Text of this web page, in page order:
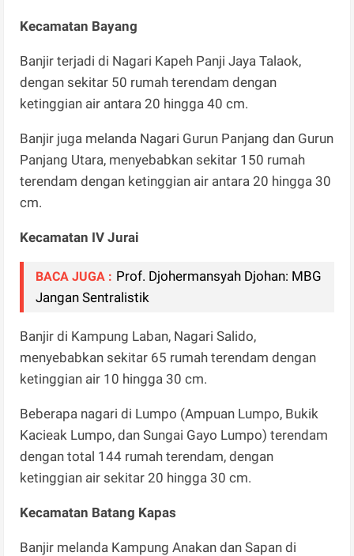
Kecamatan Bayang
Banjir terjadi di Nagari Kapeh Panji Jaya Talaok,
dengan sekitar 50 rumah terendam dengan
ketinggian air antara 20 hingga 40 cm.
Banjir juga melanda Nagari Gurun Panjang dan Gurun
Panjang Utara, menyebabkan sekitar 150 rumah
terendam dengan ketinggian air antara 20 hingga 30
cm.
Kecamatan IV Jurai
BACA JUGA : Prof. Djohermansyah Djohan: MBG
Jangan Sentralistik
Banjir di Kampung Laban, Nagari Salido,
menyebabkan sekitar 65 rumah terendam dengan
ketinggian air 10 hingga 30 cm.
Beberapa nagari di Lumpo (Ampuan Lumpo, Bukik
Kacieak Lumpo, dan Sungai Gayo Lumpo) terendam
dengan total 144 rumah terendam, dengan
ketinggian air sekitar 20 hingga 30 cm.
Kecamatan Batang Kapas
Banjir melanda Kampung Anakan dan Sapan di